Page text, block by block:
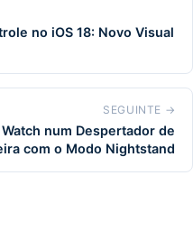
no iOS 18: Novo Visual
SEGUINTE →
num Despertador de
com o Modo Nightstand